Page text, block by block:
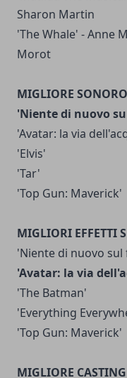
Sharon Martin
'The Whale' - Anne
Morot
MIGLIORE SONORO
'Niente di nuovo
'Avatar: la via
'Elvis'
'Tar'
'Top Gun: Maverick'
MIGLIORI EFFETTI
'Niente di nuovo
'Avatar: la via
'The Batman'
'Everything
'Top Gun: Maverick'
MIGLIORE CASTING